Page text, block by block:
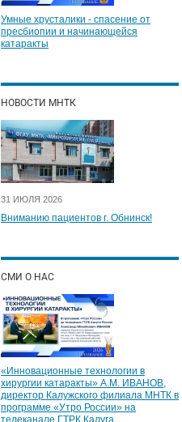
Умные хрусталики - спасение от
пресбиопии и начинающейся
катаракты
НОВОСТИ МНТК
31 ИЮЛЯ 2026
Вниманию пациентов г. Обнинск!
СМИ О НАС
«Инновационные технологии в
хирургии катаракты» А.М. ИВАНОВ,
директор Калужского филиала МНТК в
программе «Утро России» на
телеканале ГТРК Калуга